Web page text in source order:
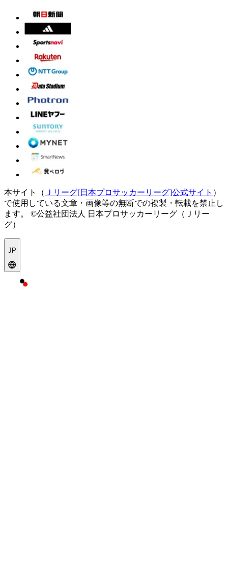
本サイト（ Ｊリーグ[日本プロサッカーリーグ]公式サイト ）
で使用している文章・画像等の無断での複製・転載を禁止し
ます。
©公益社団法人 日本プロサッカーリーグ（Ｊリー
グ）
JP